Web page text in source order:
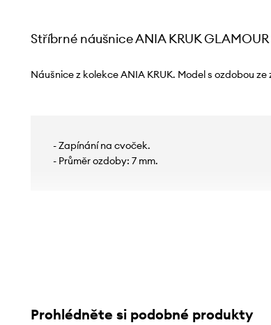
Stříbrné náušnice ANIA KRUK GLAMOUR
Náušnice z kolekce ANIA KRUK. Model s ozdobou
- Zapínání na cvoček.
- Průměr ozdoby: 7 mm.
Prohlédněte si podobné produkty